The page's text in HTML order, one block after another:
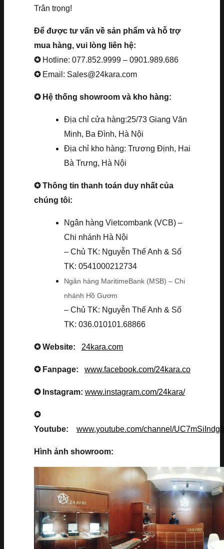
Trân trọng!
Để được tư vấn về sản phẩm và hỗ trợ
mua hàng, vui lòng liên hệ:
✪ Hotline: 077.852.9999 – 0901.989.686
✪ Email: Sales@24kara.com
✪ Hệ thống showroom và kho hàng:
Địa chỉ cửa hàng:25/73 Giang Văn
Minh, Ba Đình, Hà Nội
Địa chỉ kho hàng: Trương Định, Hai
Bà Trưng, Hà Nội
✪ Thông tin thanh toán duy nhất của
chúng tôi:
Ngân hàng Vietcombank (VCB) –
Chi nhánh Hà Nội
– Chủ TK: Nguyễn Thế Anh & Số
TK: 0541000212734
Ngân hàng MaritimeBank (MSB) – Chi
nhánh Hồ Gươm
– Chủ TK: Nguyễn Thế Anh & Số
TK: 036.010101.68866
✪ Website: 24kara.com
✪ Fanpage: www.facebook.com/24kara.co
✪ Instagram: www.instagram.com/24kara/
✪
Youtube: www.youtube.com/channel/
Hình ảnh showroom: